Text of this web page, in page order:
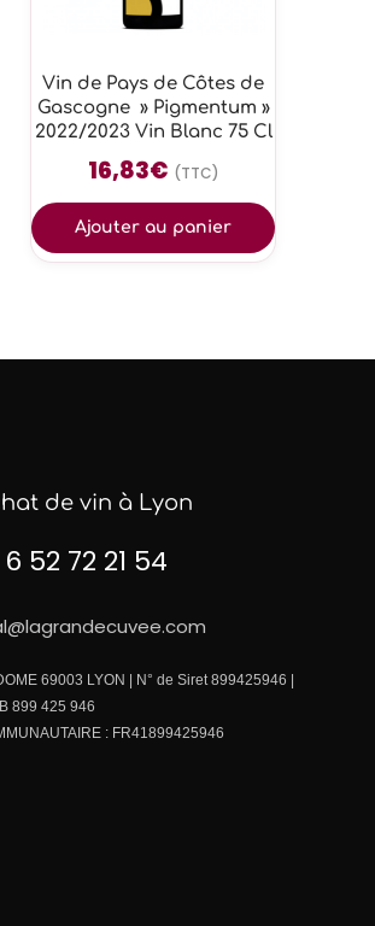
Vin de Pays de Côtes de
Gascogne » Pigmentum »
2022/2023 Vin Blanc 75 Cl
16,83€ (TTC)
Ajouter au panier
de vin à Lyon
52 72 21 54
69003 LYON | N° de Siret 899425946 |
899 425 946
: FR41899425946